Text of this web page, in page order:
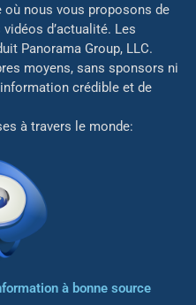
où nous vous proposons de
d’actualité. Les
Panorama Group, LLC.
moyens, sans sponsors ni
crédible et de
à travers le monde:
à bonne source